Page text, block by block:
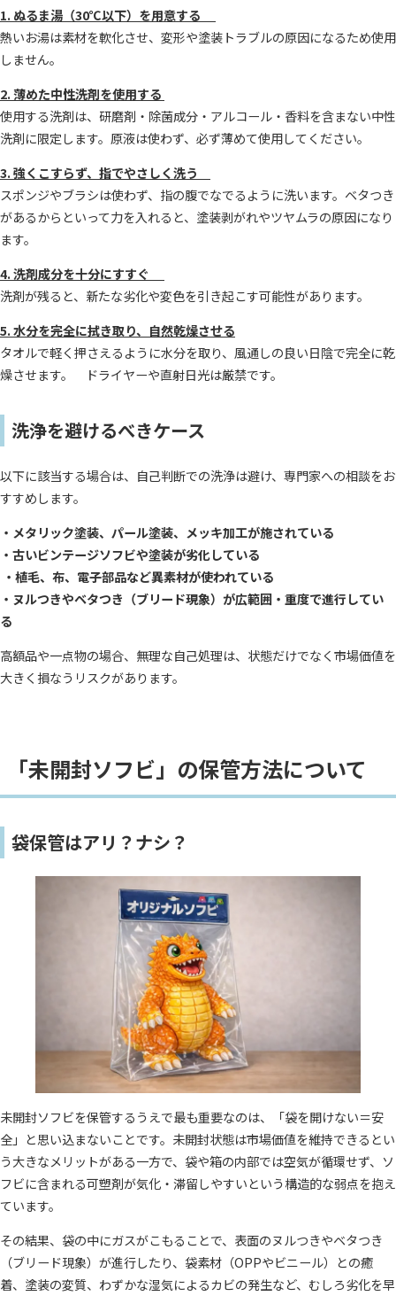
1. ぬるま湯（30℃以下）を用意する
熱いお湯は素材を軟化させ、変形や塗装トラブルの原因になるため使用
しません。
2. 薄めた中性洗剤を使用する
使用する洗剤は、研磨剤・除菌成分・アルコール・香料を含まない中性
洗剤に限定します。原液は使わず、必ず薄めて使用してください。
3. 強くこすらず、指でやさしく洗う
スポンジやブラシは使わず、指の腹でなでるように洗います。ベタつき
があるからといって力を入れると、塗装剥がれやツヤムラの原因になり
ます。
4. 洗剤成分を十分にすすぐ
洗剤が残ると、新たな劣化や変色を引き起こす可能性があります。
5. 水分を完全に拭き取り、自然乾燥させる
タオルで軽く押さえるように水分を取り、風通しの良い日陰で完全に乾
燥させます。 ドライヤーや直射日光は厳禁です。
洗浄を避けるべきケース
以下に該当する場合は、自己判断での洗浄は避け、専門家への相談をお
すすめします。
・メタリック塗装、パール塗装、メッキ加工が施されている
・古いビンテージソフビや塗装が劣化している
・植毛、布、電子部品など異素材が使われている
・ヌルつきやベタつき（ブリード現象）が広範囲・重度で進行してい
る
高額品や一点物の場合、無理な自己処理は、状態だけでなく市場価値を
大きく損なうリスクがあります。
「未開封ソフビ」の保管方法について
袋保管はアリ？ナシ？
未開封ソフビを保管するうえで最も重要なのは、「袋を開けない＝安
全」と思い込まないことです。未開封状態は市場価値を維持できるとい
う大きなメリットがある一方で、袋や箱の内部では空気が循環せず、ソ
フビに含まれる可塑剤が気化・滞留しやすいという構造的な弱点を抱え
ています。
その結果、袋の中にガスがこもることで、表面のヌルつきやベタつき
（ブリード現象）が進行したり、袋素材（OPPやビニール）との癒
着、塗装の変質、わずかな湿気によるカビの発生など、むしろ劣化を早